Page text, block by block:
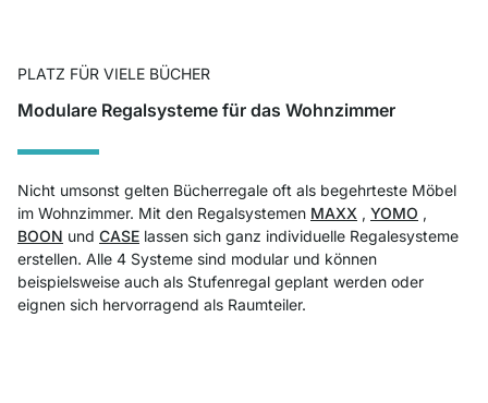
PLATZ FÜR VIELE BÜCHER
Modulare Regalsysteme für das Wohnzimmer
Nicht umsonst gelten Bücherregale oft als begehrteste Möbel
im Wohnzimmer. Mit den Regalsystemen MAXX , YOMO ,
BOON und CASE lassen sich ganz individuelle Regalesysteme
erstellen. Alle 4 Systeme sind modular und können
beispielsweise auch als Stufenregal geplant werden oder
eignen sich hervorragend als Raumteiler.